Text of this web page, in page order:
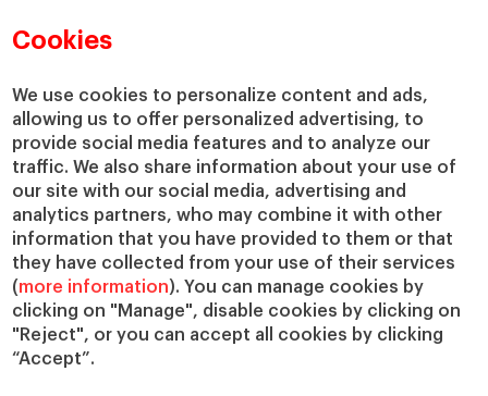
Cookies
We use cookies to personalize content and ads,
allowing us to offer personalized advertising, to
provide social media features and to analyze our
traffic. We also share information about your use of
our site with our social media, advertising and
analytics partners, who may combine it with other
information that you have provided to them or that
they have collected from your use of their services
(more information). You can manage cookies by
clicking on "Manage", disable cookies by clicking on
"Reject", or you can accept all cookies by clicking
“Accept”.
Departamentos académicos
Cátedras
IESE Insight
IESE Publishing
Nuestro impacto
Colabora con el IESE
Servicios
Biblioteca
Canal de Compliance
Capellanía
IESE Shop
Jobs @IESE
Préstamos y becas